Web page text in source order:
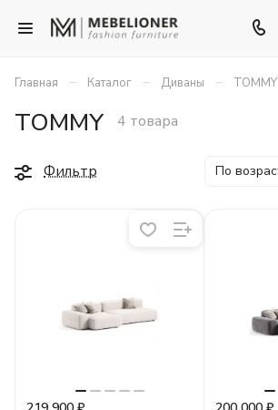
Главная – Каталог – Диваны – TOMMY
TOMMY 4 товара
Фильтр